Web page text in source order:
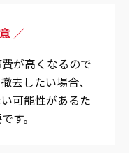
が高くなるので
去したい場合、
可能性があるた
す。